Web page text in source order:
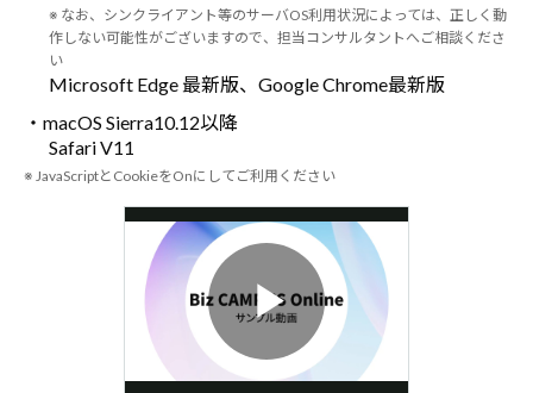
※ なお、シンクライアント等のサーバOS利用状況によっては、正しく動
作しない可能性がございますので、担当コンサルタントへご相談くださ
い
Microsoft Edge 最新版、Google Chrome最新版
・macOS Sierra10.12以降
Safari V11
※ JavaScriptとCookieをOnにしてご利用ください
Play